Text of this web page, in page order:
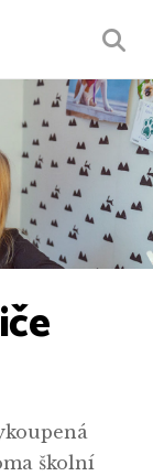
VYHLEDÁVÁNÍ
školní